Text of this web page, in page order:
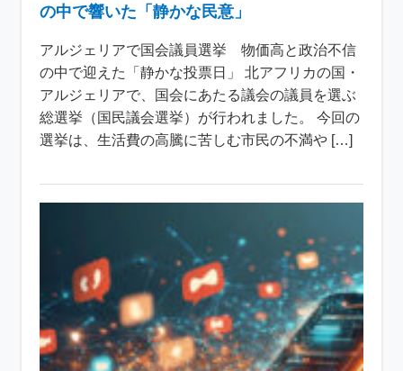
の中で響いた「静かな民意」
アルジェリアで国会議員選挙 物価高と政治不信
の中で迎えた「静かな投票日」 北アフリカの国・
アルジェリアで、国会にあたる議会の議員を選ぶ
総選挙（国民議会選挙）が行われました。 今回の
選挙は、生活費の高騰に苦しむ市民の不満や […]